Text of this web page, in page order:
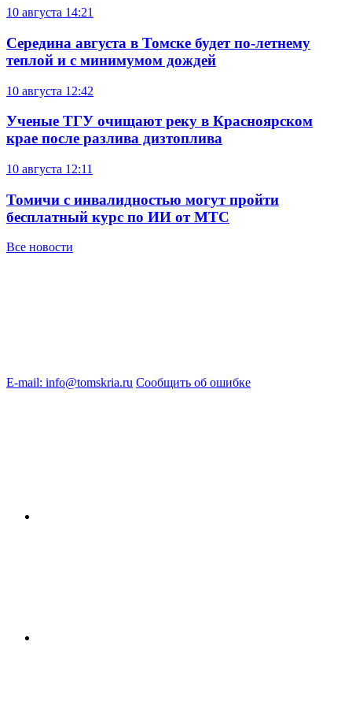
10 августа 14:21
Середина августа в Томске будет по-летнему
теплой и с минимумом дождей
10 августа 12:42
Ученые ТГУ очищают реку в Красноярском
крае после разлива дизтоплива
10 августа 12:11
Томичи с инвалидностью могут пройти
бесплатный курс по ИИ от МТС
Все новости
E-mail: info@tomskria.ru Сообщить об ошибке